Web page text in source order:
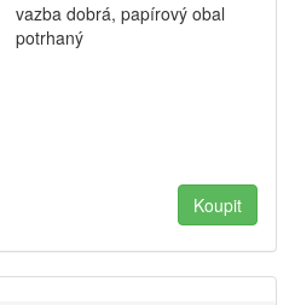
vazba dobrá, papírový obal
potrhaný